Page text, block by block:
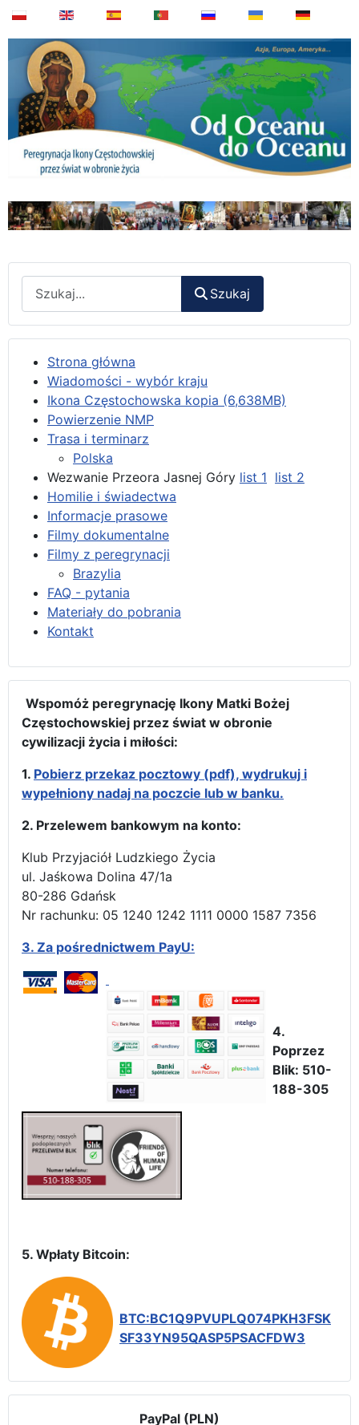
Szukaj
Strona główna
Wiadomości - wybór kraju
Ikona Częstochowska kopia (6,638MB)
Powierzenie NMP
Trasa i terminarz
Polska
Wezwanie Przeora Jasnej Góry list 1 list 2
Homilie i świadectwa
Informacje prasowe
Filmy dokumentalne
Filmy z peregrynacji
Brazylia
FAQ - pytania
Materiały do pobrania
Kontakt
Wspomóż peregrynację Ikony Matki Bożej
Częstochowskiej przez świat w obronie
cywilizacji życia i miłości:
1. Pobierz przekaz pocztowy (pdf), wydrukuj i
wypełniony nadaj na poczcie lub w banku.
2. Przelewem bankowym na konto:
Klub Przyjaciół Ludzkiego Życia
ul. Jaśkowa Dolina 47/1a
80-286 Gdańsk
Nr rachunku: 05 1240 1242 1111 0000 1587 7356
3. Za pośrednictwem PayU:
4.
Poprzez
Blik: 510-
188-305
5. Wpłaty Bitcoin:
BTC:BC1Q9PVUPLQ074PKH3FSK
SF33YN95QASP5PSACFDW3
PayPal (PLN)